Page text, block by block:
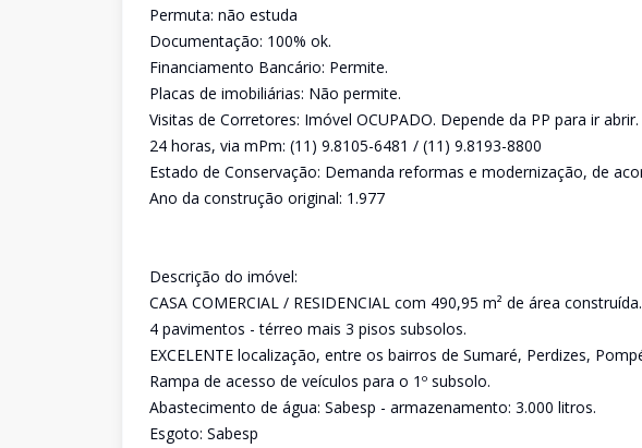
Permuta: não estuda
Documentação: 100% ok.
Financiamento Bancário: Permite.
Placas de imobiliárias: Não permite.
Visitas de Corretores: Imóvel OCUPADO. Depende da PP para ir
24 horas, via mPm: (11) 9.8105-6481 / (11) 9.8193-8800
Estado de Conservação: Demanda reformas e modernização, de
Ano da construção original: 1.977
Descrição do imóvel:
CASA COMERCIAL / RESIDENCIAL com 490,95 m² de área construída.
4 pavimentos - térreo mais 3 pisos subsolos.
EXCELENTE localização, entre os bairros de Sumaré, Perdizes,
Rampa de acesso de veículos para o 1º subsolo.
Abastecimento de água: Sabesp - armazenamento: 3.000 litros.
Esgoto: Sabesp